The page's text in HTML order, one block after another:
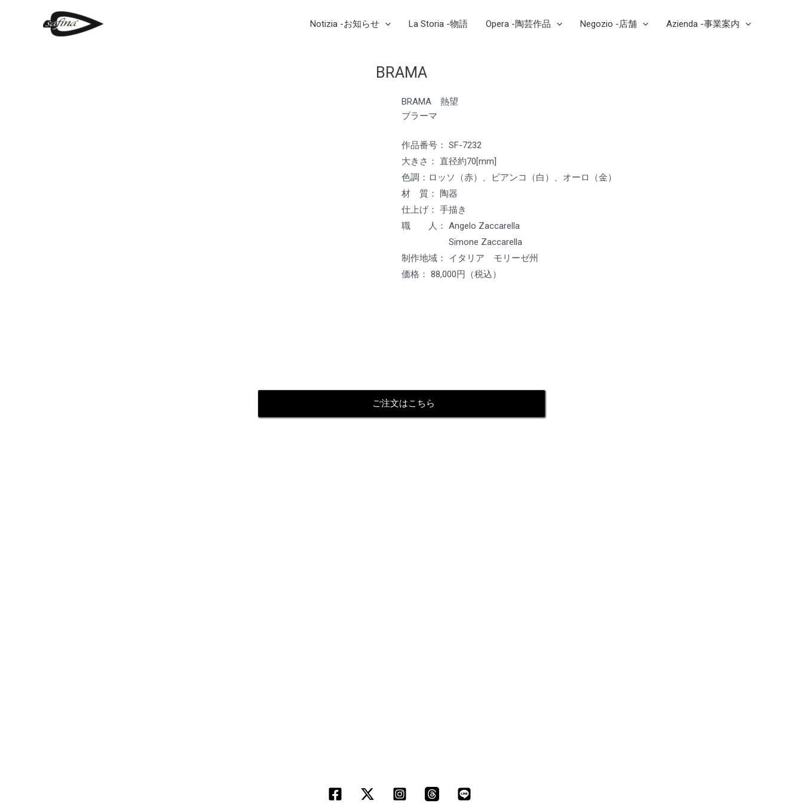
Notizia -お知らせ La Storia -物語 Opera -陶芸作品 Negozio -店舗 Azienda -事業案内
BRAMA
BRAMA 熱望
ブラーマ
作品番号： SF-7232
大きさ： 直径約70[mm]
色調：ロッソ（赤）、ビアンコ（白）、オーロ（金）
材 質： 陶器
仕上げ： 手描き
職 人： Angelo Zaccarella
Simone Zaccarella
制作地域： イタリア モリーゼ州
価格： 88,000円（税込）
ご注文はこちら